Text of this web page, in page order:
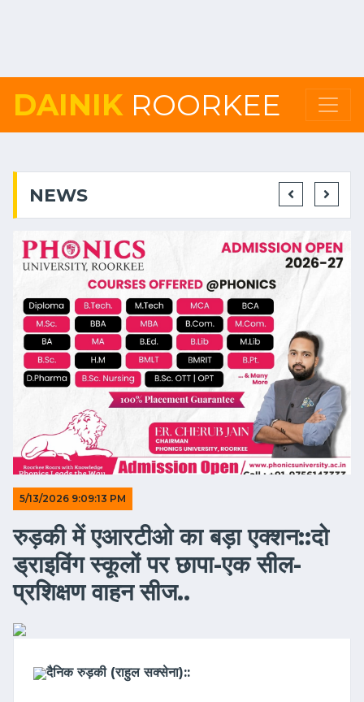
DAINIK ROORKEE
NEWS
5/13/2026 9:09:13 PM
रुड़की में एआरटीओ का बड़ा एक्शन::दो
ड्राइविंग स्कूलों पर छापा-एक सील-
प्रशिक्षण वाहन सीज..
दैनिक रुड़की (राहुल सक्सेना)::